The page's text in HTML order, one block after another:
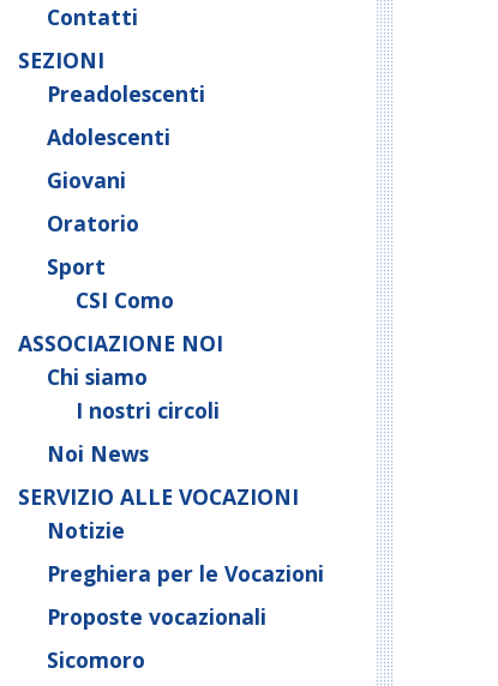
Contatti
SEZIONI
Preadolescenti
Adolescenti
Giovani
Oratorio
Sport
CSI Como
ASSOCIAZIONE NOI
Chi siamo
I nostri circoli
Noi News
SERVIZIO ALLE VOCAZIONI
Notizie
Preghiera per le Vocazioni
Proposte vocazionali
Sicomoro